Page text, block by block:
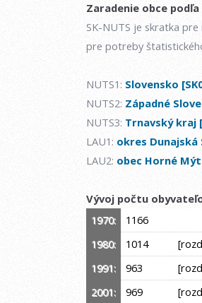
Zaradenie obce podľa
SK-NUTS je skratka pre
pre potreby
NUTS1: Slovensko
NUTS2: Západné
NUTS3: Trnavský kraj
LAU1: okres Dunajská
LAU2: obec Horné
Vývoj počtu
1970:
1166
1980:
1014
1991:
963
2001:
969